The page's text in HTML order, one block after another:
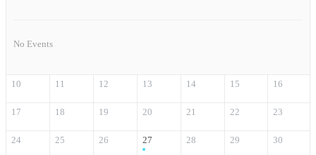
No Events
10 11 12 13 14 15 16
17 18 19 20 21 22 23
24 25 26 27 28 29 30